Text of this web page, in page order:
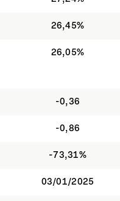
26,45%
26,05%
-0,36
-0,86
-73,31%
03/01/2025